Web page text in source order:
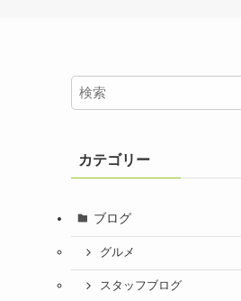
カテゴリー
ブログ
グルメ
スタッフブログ